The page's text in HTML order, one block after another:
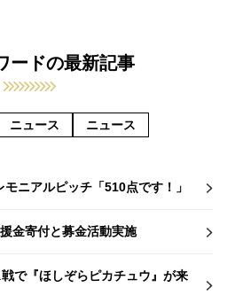
ードの最新記事
ニュース ニュース
ニアルピッチ「510点です！」
金寄付と募金活動実施
で『ほしぞらピカチュウ』が来